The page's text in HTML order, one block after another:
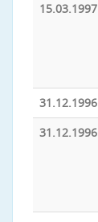
15.03.1997
31.12.1996
31.12.1996